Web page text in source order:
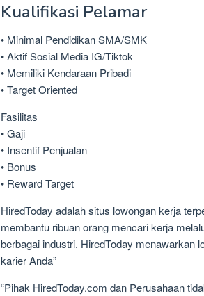
Kualifikasi Pelamar
• Minimal Pendidikan SMA/SMK
• Aktif Sosial Media IG/Tiktok
• Memiliki Kendaraan Pribadi
• Target Oriented
Fasilitas
• Gaji
• Insentif Penjualan
• Bonus
• Reward Target
HiredToday adalah situs lowongan kerja
membantu ribuan orang mencari kerja
berbagai industri. HiredToday menawarkan
karier Anda”
“Pihak HiredToday.com dan Perusahaan